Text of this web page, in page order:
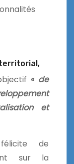
« de
et
de
sur la